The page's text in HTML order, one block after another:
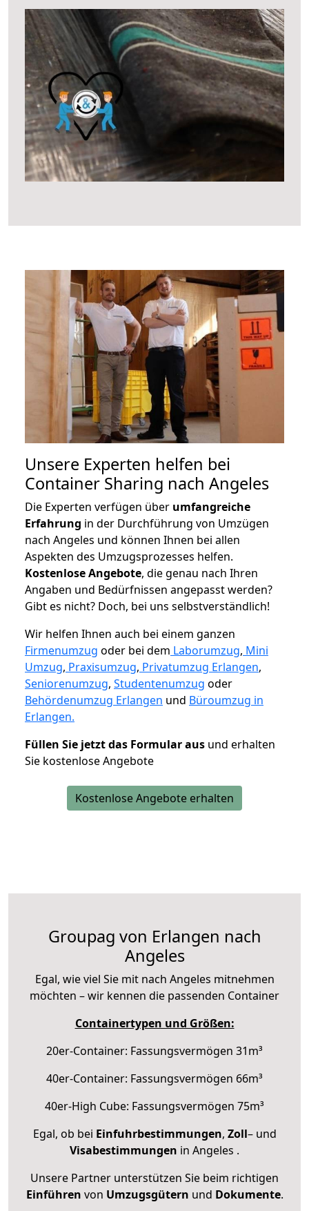
Unsere Experten helfen bei
Container Sharing nach Angeles
Die Experten verfügen über umfangreiche
Erfahrung in der Durchführung von Umzügen
nach Angeles und können Ihnen bei allen
Aspekten des Umzugsprozesses helfen.
Kostenlose Angebote, die genau nach Ihren
Angaben und Bedürfnissen angepasst werden?
Gibt es nicht? Doch, bei uns selbstverständlich!
Wir helfen Ihnen auch bei einem ganzen
Firmenumzug oder bei dem Laborumzug, Mini
Umzug, Praxisumzug, Privatumzug Erlangen,
Seniorenumzug, Studentenumzug oder
Behördenumzug Erlangen und Büroumzug in
Erlangen.
Füllen Sie jetzt das Formular aus und erhalten
Sie kostenlose Angebote
Kostenlose Angebote erhalten
Groupag von Erlangen nach
Angeles
Egal, wie viel Sie mit nach Angeles mitnehmen
möchten – wir kennen die passenden Container
Containertypen und Größen:
20er-Container: Fassungsvermögen 31m³
40er-Container: Fassungsvermögen 66m³
40er-High Cube: Fassungsvermögen 75m³
Egal, ob bei Einfuhrbestimmungen, Zoll– und
Visabestimmungen in Angeles .
Unsere Partner unterstützen Sie beim richtigen
Einführen von Umzugsgütern und Dokumente.